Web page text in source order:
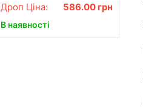
Металева швабра
Дроп Ціна: 586.00 грн
В наявності